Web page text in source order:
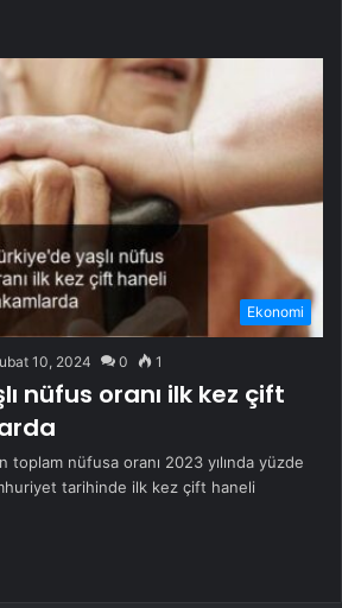
Ekonomi
10, 2024 0 1
nüfus oranı ilk kez çift
toplam nüfusa oranı 2023 yılında yüzde
tarihinde ilk kez çift haneli